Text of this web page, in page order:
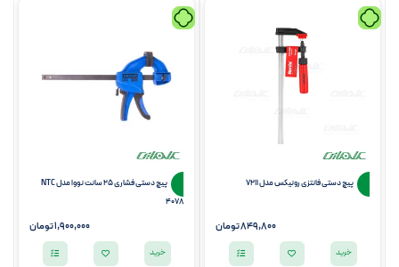
پیچ دستی فانتزی رونیکس مدل 7211
849,800تومان
خرید
پیچ دستی فشاری 25 سانت نووا مدل NTC
4078
1,900,000تومان
خرید